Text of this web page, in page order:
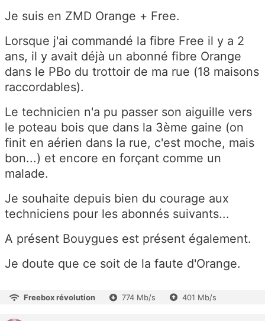
Je suis en ZMD Orange + Free.
Lorsque j'ai commandé la fibre Free il y a 2
ans, il y avait déjà un abonné fibre Orange
dans le PBo du trottoir de ma rue (18 maisons
raccordables).
Le technicien n'a pu passer son aiguille vers
le poteau bois que dans la 3ème gaine (on
finit en aérien dans la rue, c'est moche, mais
bon...) et encore en forçant comme un
malade.
Je souhaite depuis bien du courage aux
techniciens pour les abonnés suivants...
A présent Bouygues est présent également.
Je doute que ce soit de la faute d'Orange.
Freebox révolution 774 Mb/s 401 Mb/s